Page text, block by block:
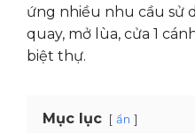
ứng nhiều nhu cầu sử
quay, mở lùa, cửa 1
biệt thự.
Mục lục ẩn